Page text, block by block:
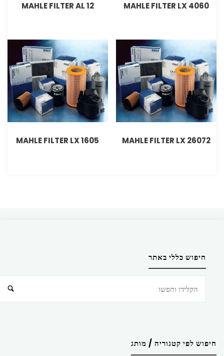
MAHLE FILTER LX 4060
MAHLE FILTER AL 12
MAHLE FILTER LX 26072
MAHLE FILTER LX 1605
חיפוש כללי באתר
חיפוש לפי קטגוריה / מותג